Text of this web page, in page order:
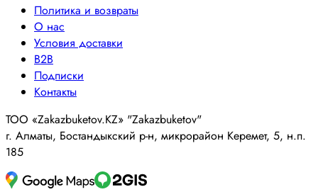
Политика и возвраты
О нас
Условия доставки
B2B
Подписки
Контакты
ТОО «Zakazbuketov.KZ» "Zakazbuketov"
г. Алматы, Бостандыкский р-н, микрорайон Керемет, 5, н.п.
185